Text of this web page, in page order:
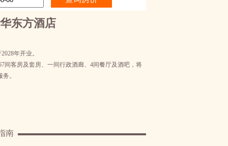
东方酒店
年开业。
间客房及套房、一间行政酒廊、4间餐厅及酒吧，将
。
南